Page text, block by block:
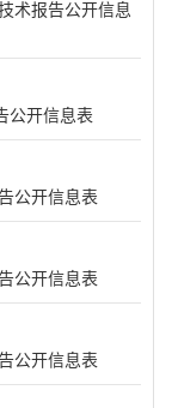
术报告公开信息
公开信息表
公开信息表
公开信息表
公开信息表